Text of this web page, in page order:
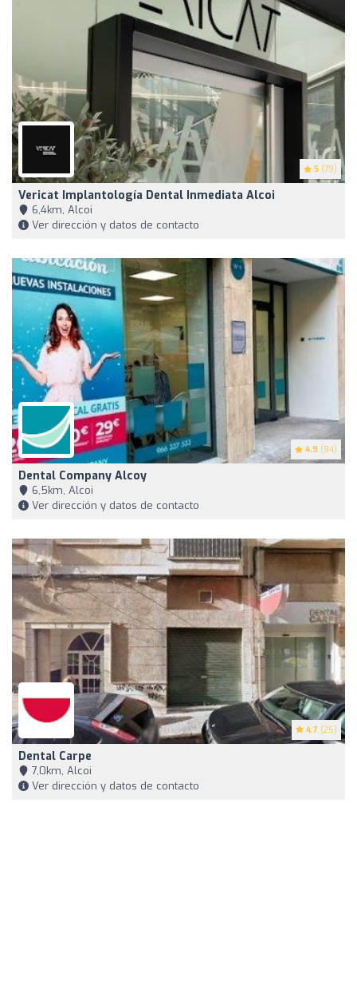
5 (79)
Vericat Implantología Dental Inmediata Alcoi
6,4km, Alcoi
Ver dirección y datos de contacto
4.9 (94)
Dental Company Alcoy
6,5km, Alcoi
Ver dirección y datos de contacto
4.7 (25)
Dental Carpe
7,0km, Alcoi
Ver dirección y datos de contacto